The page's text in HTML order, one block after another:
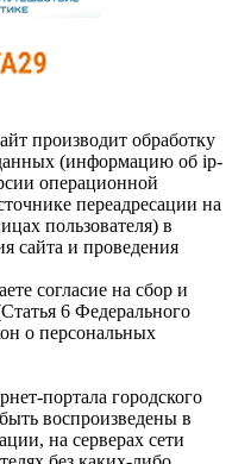
производит обработку
(информацию об ip-
операционной
переадресации на
пользователя) в
сайта и проведения
согласие на сбор и
6 Федерального
о персональных
портала городского
воспроизведены в
на серверах сети